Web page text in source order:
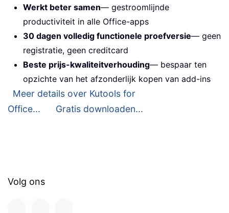
Werkt beter samen— gestroomlijnde
productiviteit in alle Office-apps
30 dagen volledig functionele proefversie— geen
registratie, geen creditcard
Beste prijs-kwaliteitverhouding— bespaar ten
opzichte van het afzonderlijk kopen van add-ins
Meer details over Kutools for
Office...
Gratis downloaden...
Volg ons